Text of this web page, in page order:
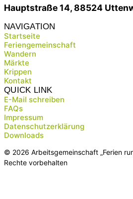
Hauptstraße 14, 88524
NAVIGATION
Startseite
Feriengemeinschaft
Wandern
Märkte
Krippen
Kontakt
QUICK LINK
E-Mail schreiben
FAQs
Impressum
Datenschutzerklärung
Downloads
© 2026 Arbeitsgemeinschaft „Ferien
Rechte vorbehalten